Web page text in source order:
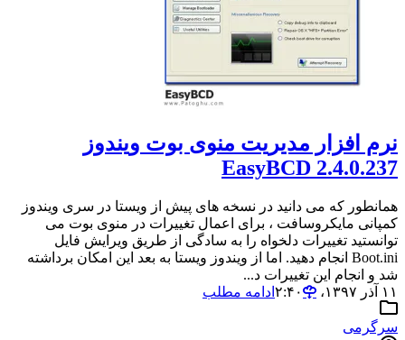
نرم افزار مدیریت منوی بوت ویندوز
EasyBCD 2.4.0.237
همانطور که می دانید در نسخه های پیش از ویستا در سری ویندوز
کمپانی مایکروسافت ، برای اعمال تغییرات در منوی بوت می
توانستید تغییرات دلخواه را به سادگی از طریق ویرایش فایل
Boot.ini انجام دهید. اما از ویندوز ویستا به بعد این امکان برداشته
شد و انجام این تغییرات د...
۱۱ آذر ۱۳۹۷،‏ ۲:۴۰
ادامه مطلب
سرگرمی